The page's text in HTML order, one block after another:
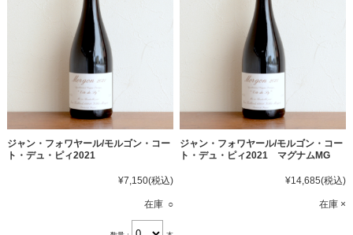
ジャン・フォワヤール/モルゴン・コー
ト・デュ・ピィ2021
¥7,150(税込)
在庫 ○
ジャン・フォワヤール/モルゴン・コー
ト・デュ・ピィ2021 マグナムMG
¥14,685(税込)
在庫 ×